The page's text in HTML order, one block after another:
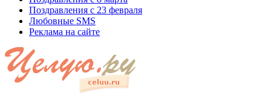
Поздравления с 23 февраля
Любовные SMS
Реклама на сайте